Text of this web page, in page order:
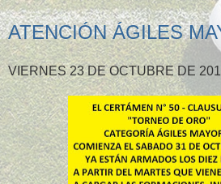
ATENCIÓN ÁGILES
VIERNES 23 DE OCTUBRE DE